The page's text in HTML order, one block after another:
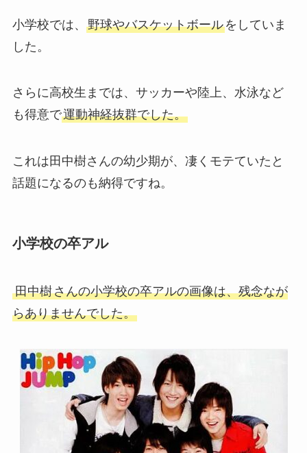
小学校では、 野球やバスケットボールをしていま
した。
さらに高校生までは、サッカーや陸上、水泳など
も得意で運動神経抜群でした。
これは田中樹さんの幼少期が、凄くモテていたと
話題になるのも納得ですね。
小学校の卒アル
田中樹さんの小学校の卒アルの画像は、残念なが
らありませんでした。